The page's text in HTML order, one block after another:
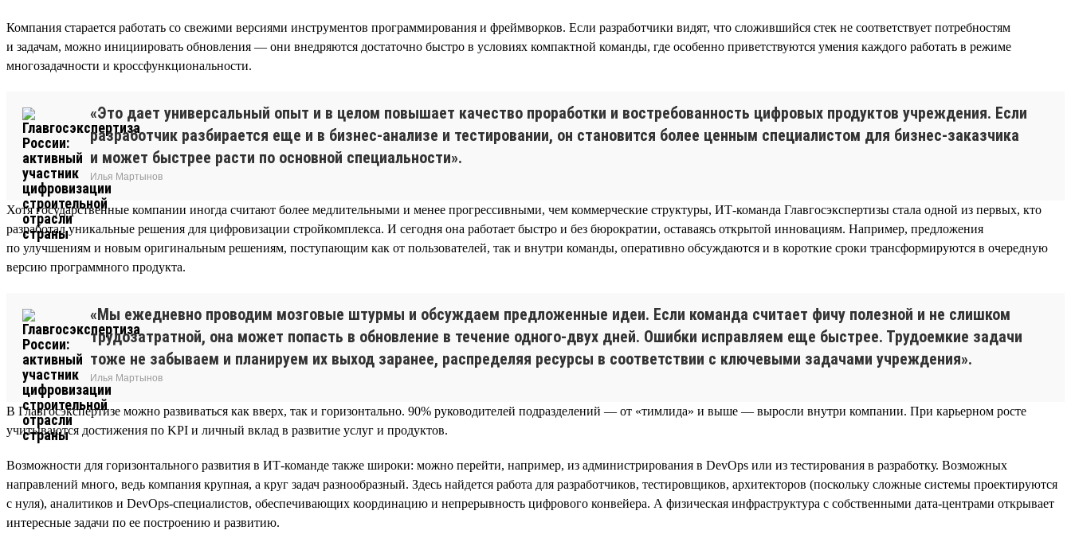
Компания старается работать со свежими версиями инструментов программирования и фреймворков. Если разработчики видят, что сложившийся стек не соответствует потребностям
и задачам, можно инициировать обновления — они внедряются достаточно быстро в условиях компактной команды, где особенно приветствуются умения каждого работать в режиме
многозадачности и кроссфункциональности.
«Это дает универсальный опыт и в целом повышает качество проработки и востребованность цифровых продуктов учреждения. Если
разработчик разбирается еще и в бизнес-анализе и тестировании, он становится более ценным специалистом для бизнес-заказчика
и может быстрее расти по основной специальности».
Илья Мартынов
Хотя государственные компании иногда считают более медлительными и менее прогрессивными, чем коммерческие структуры, ИТ-команда Главгосэкспертизы стала одной из первых, кто
разработал уникальные решения для цифровизации стройкомплекса. И сегодня она работает быстро и без бюрократии, оставаясь открытой инновациям. Например, предложения
по улучшениям и новым оригинальным решениям, поступающим как от пользователей, так и внутри команды, оперативно обсуждаются и в короткие сроки трансформируются в очередную
версию программного продукта.
«Мы ежедневно проводим мозговые штурмы и обсуждаем предложенные идеи. Если команда считает фичу полезной и не слишком
трудозатратной, она может попасть в обновление в течение одного-двух дней. Ошибки исправляем еще быстрее. Трудоемкие задачи
тоже не забываем и планируем их выход заранее, распределяя ресурсы в соответствии с ключевыми задачами учреждения».
Илья Мартынов
В Главгосэкспертизе можно развиваться как вверх, так и горизонтально. 90% руководителей подразделений — от «тимлида» и выше — выросли внутри компании. При карьерном росте
учитываются достижения по KPI и личный вклад в развитие услуг и продуктов.
Возможности для горизонтального развития в ИТ-команде также широки: можно перейти, например, из администрирования в DevOps или из тестирования в разработку. Возможных
направлений много, ведь компания крупная, а круг задач разнообразный. Здесь найдется работа для разработчиков, тестировщиков, архитекторов (поскольку сложные системы проектируются
с нуля), аналитиков и DevOps-специалистов, обеспечивающих координацию и непрерывность цифрового конвейера. А физическая инфраструктура с собственными дата-центрами открывает
интересные задачи по ее построению и развитию.